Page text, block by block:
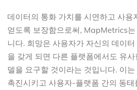
데이터의 통화 가치를 시연하고 사용
얻도록 보장함으로써, MapMetrics
니다. 희망은 사용자가 자신의 데이
을 갖게 되면 다른 플랫폼에서도 유사
델을 요구할 것이라는 것입니다. 이
촉진시키고 사용자-플랫폼 간의 동